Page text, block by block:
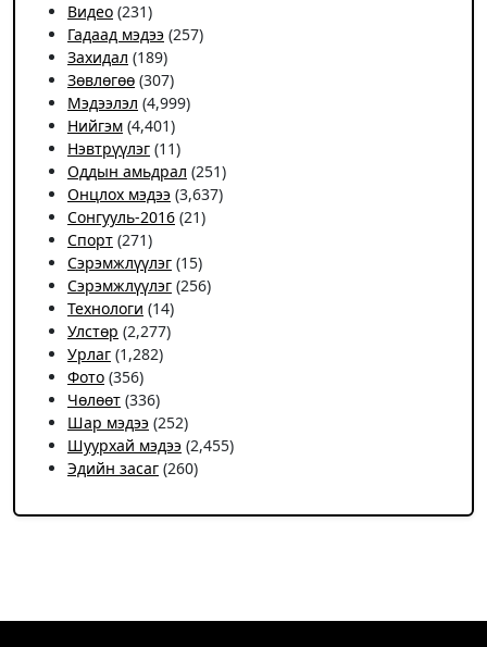
Видео (231)
Гадаад мэдээ (257)
Захидал (189)
Зөвлөгөө (307)
Мэдээлэл (4,999)
Нийгэм (4,401)
Нэвтрүүлэг (11)
Оддын амьдрал (251)
Онцлох мэдээ (3,637)
Сонгууль-2016 (21)
Спорт (271)
Сэрэмжлүүлэг (15)
Сэрэмжлүүлэг (256)
Технологи (14)
Улстөр (2,277)
Урлаг (1,282)
Фото (356)
Чѳлѳѳт (336)
Шар мэдээ (252)
Шуурхай мэдээ (2,455)
Эдийн засаг (260)